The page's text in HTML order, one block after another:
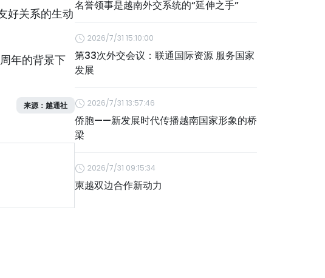
好关系的生动
年的背景下
来源：越通社
名誉领事是越南外交系统的“延伸之手”
2026/7/31 15:10:00
第33次外交会议：联通国际资源 服务国家
发展
2026/7/31 13:57:46
侨胞——新发展时代传播越南国家形象的桥
梁
2026/7/31 09:15:34
柬越双边合作新动力